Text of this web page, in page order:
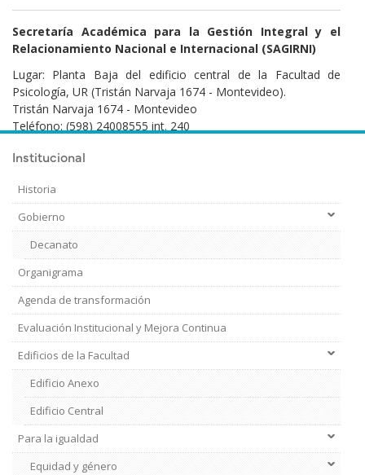
Institucional
Historia
Gobierno
Decanato
Organigrama
Agenda de transformación
Evaluación Institucional y Mejora Continua
Edificios de la Facultad
Edificio Anexo
Edificio Central
Institucional
Para la igualdad
Equidad y género
Secretaría Académica para la Gestión Integral y el
Relacionamiento Nacional e Internacional (SAGIRNI)
Lugar: Planta Baja del edificio central de la Facultad de
Psicología, UR (Tristán Narvaja 1674 - Montevideo).
Tristán Narvaja 1674 - Montevideo
Teléfono: (598) 24008555 int. 240